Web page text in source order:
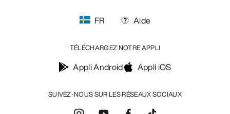
SUIVEZ-NOUS SUR LES RÉSEAUX SOCIAUX
FR Aide
TÉLÉCHARGEZ NOTRE APPLI
Appli Android Appli iOS